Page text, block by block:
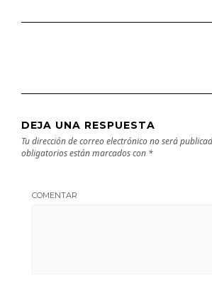
DEJA UNA RESPUESTA
Tu dirección de correo electrónico no será
obligatorios están marcados con *
COMENTAR